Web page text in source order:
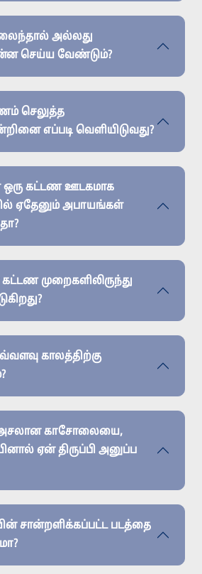
அல்லது
செய்ய வேண்டும்?
செலுத்த
எப்படி வெளியிடுவது?
கட்டண ஊடகமாக
ஏதேனும் அபாயங்கள்
முறைகளிலிருந்து
காலத்திற்கு
அசலான காசோலையை,
ஏன் திருப்பி அனுப்ப
சான்றளிக்கப்பட்ட படத்தை